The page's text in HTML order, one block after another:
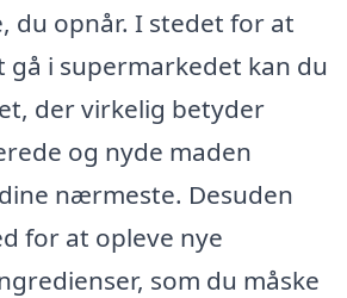
du opnår. I stedet for at
gå i supermarkedet kan du
der virkelig betyder
og nyde maden
nærmeste. Desuden
for at opleve nye
som du måske